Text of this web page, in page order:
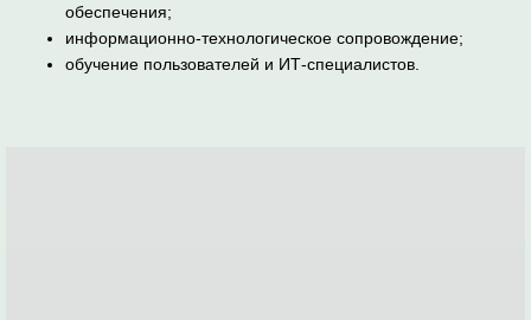
обеспечения;
информационно-технологическое сопровождение;
обучение пользователей и ИТ-специалистов.